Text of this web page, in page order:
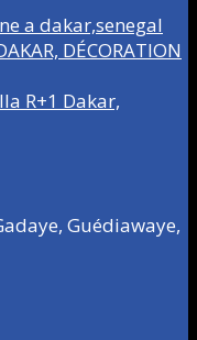
a dakar,senegal
DÉCORATION
R+1 Dakar,
Guédiawaye,